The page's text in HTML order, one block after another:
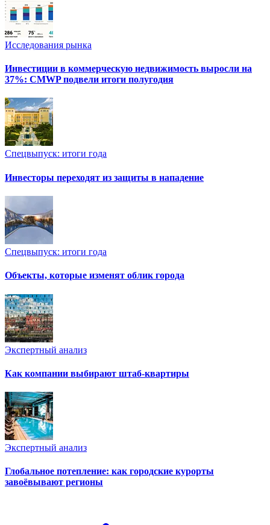
Исследования рынка
Инвестиции в коммерческую недвижимость выросли на
37%: CMWP подвели итоги полугодия
Спецвыпуск: итоги года
Инвесторы переходят из защиты в нападение
Спецвыпуск: итоги года
Объекты, которые изменят облик города
Экспертный анализ
Как компании выбирают штаб-квартиры
Экспертный анализ
Глобальное потепление: как городские курорты
завоёвывают регионы